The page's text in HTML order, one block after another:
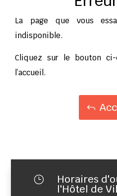
La page que vous
indisponible.
Cliquez sur le bouton
l’accueil.
} Horaires
l'Hôtel de